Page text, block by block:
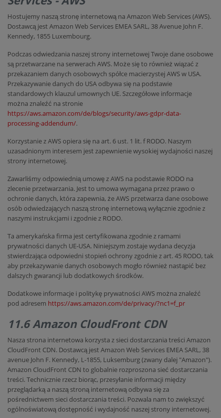
Hostujemy naszą stronę internetową na Amazon Web Services (AWS).
Dostawcą jest Amazon Web Services EMEA SARL, 38 Avenue John F.
Kennedy, 1855 Luxembourg.
Podczas odwiedzania naszej strony internetowej Twoje dane osobowe
są przetwarzane na serwerach AWS. Może się to również wiązać z
przekazaniem danych osobowych spółce macierzystej AWS w USA.
Przekazywanie danych do USA odbywa się na podstawie
standardowych klauzul umownych UE. Szczegółowe informacje
można znaleźć na stronie
https://aws.amazon.com/de/blogs/security/aws-gdpr-data-
processing-addendum/.
Korzystanie z AWS opiera się na art. 6 ust. 1 lit. f RODO. Naszym
uzasadnionym interesem jest zapewnienie wysokiej wydajności naszej
strony internetowej.
Zawarliśmy odpowiednią umowę z AWS na podstawie RODO na
zlecenie przetwarzania. Jest to umowa wymagana przez prawo o
ochronie danych, która zapewnia, że AWS przetwarza dane osobowe
osób odwiedzających naszą stronę internetową wyłącznie zgodnie z
naszymi instrukcjami i zgodnie z RODO.
Ta amerykańska firma jest certyfikowana zgodnie z ramami
prywatności danych UE-USA. Niniejszym zostaje wydana decyzja
stwierdzająca odpowiedni stopień ochrony zgodnie z art. 45 RODO, tak
aby przekazywanie danych osobowych mogło również nastąpić bez
dalszych gwarancji lub dodatkowych środków.
Dodatkowe informacje i politykę prywatności AWS można znaleźć
pod adresem https://aws.amazon.com/de/privacy/?nc1=f_pr
11.6 Amazon CloudFront CDN
Nasza strona internetowa korzysta z sieci dostarczania treści Amazon
CloudFront CDN. Dostawcą jest Amazon Web Services EMEA SARL, 38
avenue John F. Kennedy, L-1855, Luksemburg (zwany dalej "Amazon").
Amazon CloudFront CDN to globalnie rozproszona sieć dostarczania
treści. Technicznie rzecz biorąc, przesyłanie informacji między
przeglądarką a naszą stroną internetową odbywa się za
pośrednictwem sieci dostarczania treści. Pozwala nam to zwiększyć
ogólnoświatową dostępność i wydajność naszej strony internetowej.